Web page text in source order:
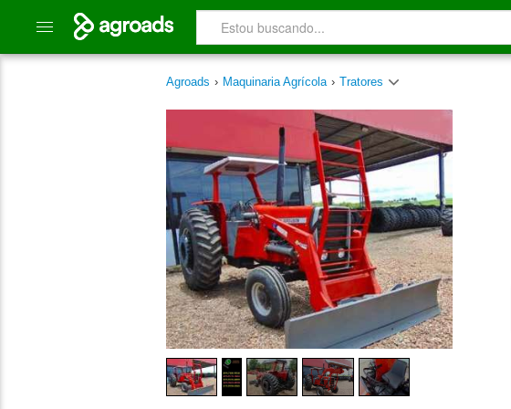
Agroads › Maquinaria Agrícola › Tratores